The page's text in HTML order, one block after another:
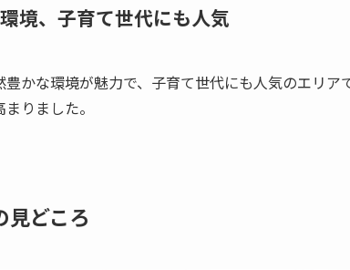
境、子育て世代にも人気
かな環境が魅力で、子育て世代にも人気のエリ
りました。
見どころ